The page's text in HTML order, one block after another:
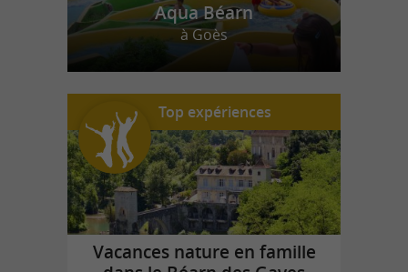
Aqua Béarn
à Goès
Top expériences
Vacances nature en famille